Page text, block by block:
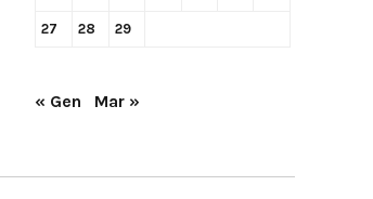
27 28 29
« Gen Mar »